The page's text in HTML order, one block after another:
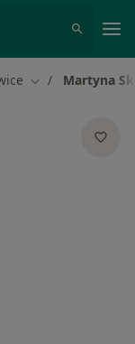
Zmień miasto
Martyna